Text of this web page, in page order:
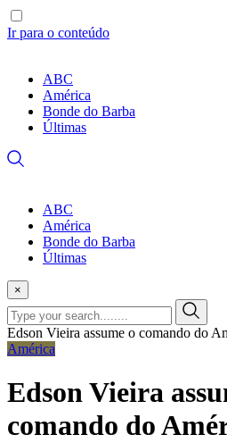
Ir para o conteúdo
ABC
América
Bonde do Barba
Últimas
ABC
América
Bonde do Barba
Últimas
×
Edson Vieira assume o comando do
América
Edson Vieira
comando do